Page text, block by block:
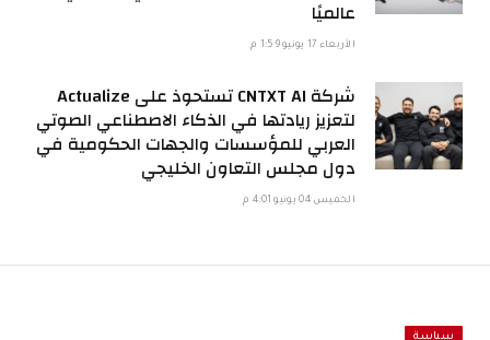
عالميًا
الأربعاء 17 يونيو 1:59 م
شركة CNTXT AI تستحوذ على Actualize
لتعزيز ريادتها في الذكاء الاصطناعي الصوتي
العربي للمؤسسات والجهات الحكومية في
دول مجلس التعاون الخليجي
الخميس 04 يونيو 4:01 م
سياسة